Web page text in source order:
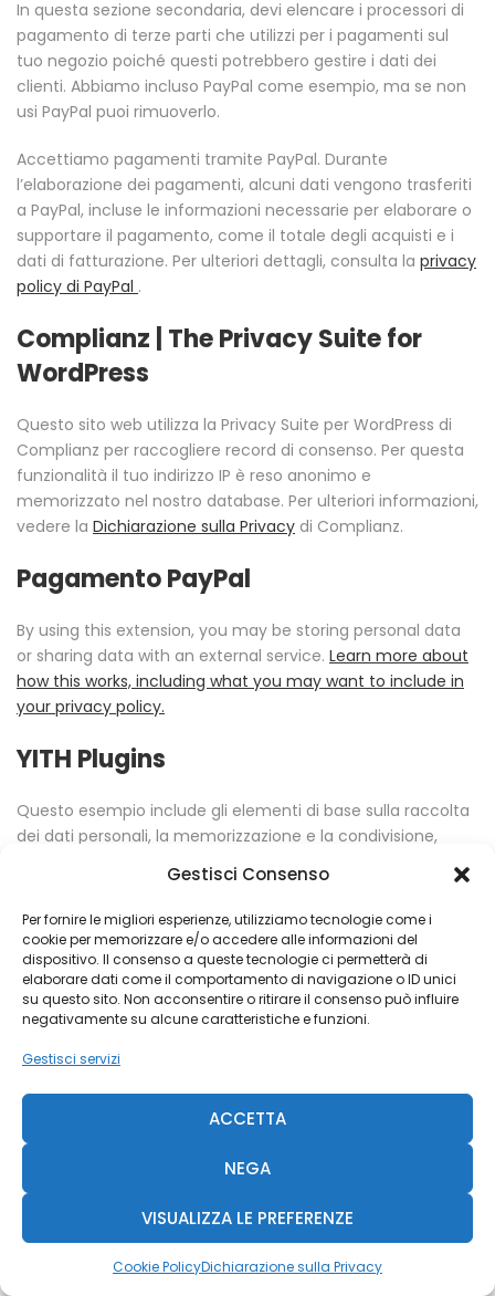
Gestisci Consenso
Per fornire le migliori esperienze, utilizziamo tecnologie come i
cookie per memorizzare e/o accedere alle informazioni del
dispositivo. Il consenso a queste tecnologie ci permetterà di
elaborare dati come il comportamento di navigazione o ID unici
su questo sito. Non acconsentire o ritirare il consenso può influire
negativamente su alcune caratteristiche e funzioni.
Gestisci servizi
ACCETTA
NEGA
VISUALIZZA LE PREFERENZE
Cookie PolicyDichiarazione sulla Privacy
In questa sezione secondaria, devi elencare i processori di
pagamento di terze parti che utilizzi per i pagamenti sul
tuo negozio poiché questi potrebbero gestire i dati dei
clienti. Abbiamo incluso PayPal come esempio, ma se non
usi PayPal puoi rimuoverlo.
Accettiamo pagamenti tramite PayPal. Durante
l’elaborazione dei pagamenti, alcuni dati vengono trasferiti
a PayPal, incluse le informazioni necessarie per elaborare o
supportare il pagamento, come il totale degli acquisti e i
dati di fatturazione. Per ulteriori dettagli, consulta la privacy
policy di PayPal .
Complianz | The Privacy Suite for
WordPress
Questo sito web utilizza la Privacy Suite per WordPress di
Complianz per raccogliere record di consenso. Per questa
funzionalità il tuo indirizzo IP è reso anonimo e
memorizzato nel nostro database. Per ulteriori informazioni,
vedere la Dichiarazione sulla Privacy di Complianz.
Pagamento PayPal
By using this extension, you may be storing personal data
or sharing data with an external service. Learn more about
how this works, including what you may want to include in
your privacy policy.
YITH Plugins
Questo esempio include gli elementi di base sulla raccolta
dei dati personali, la memorizzazione e la condivisione,
nonché su chi è autorizzato ad accedere a tali dati. In base
alle impostazioni abilitate e ai moduli di estensione
aggiuntivi utilizzati, le informazioni specifiche condivise dal
nostro negozio possono variare. Ti consigliamo di
consultare un legale al momento di decidere quali
informazioni divulgare nell’informativa sulla privacy.
YITH WooCommerce Wishlist
Mentre visiti il nostro sito, terremo traccia di:
questa informazione per mostrare a te e ad altri
utenti i tuoi prodotti preferiti e per creare campagne
email mirate.